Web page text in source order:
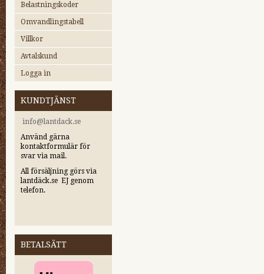
Belastningskoder
Omvandlingstabell
Villkor
Avtalskund
Logga in
KUNDTJÄNST
info@lantdack.se
Använd gärna
kontaktformulär för
svar via mail.
All försäljning görs via
lantdäck.se EJ genom
telefon.
BETALSÄTT